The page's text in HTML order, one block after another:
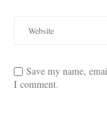
Save my name,
I comment.